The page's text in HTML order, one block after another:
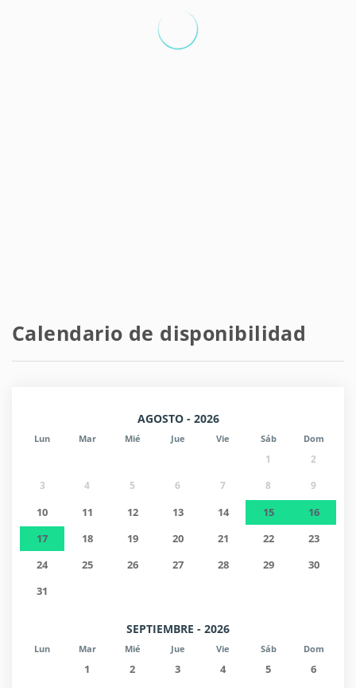
Calendario de disponibilidad
AGOSTO - 2026
Lun Mar Mié Jue Vie Sáb Dom
1
2
3
4 5 6 7 8 9
10 11 12 13 14 15
16
17
18 19 20 21 22
23
24
25 26 27 28 29
30
31
SEPTIEMBRE - 2026
Lun Mar Mié Jue Vie Sáb Dom
1 2 3 4 5
6